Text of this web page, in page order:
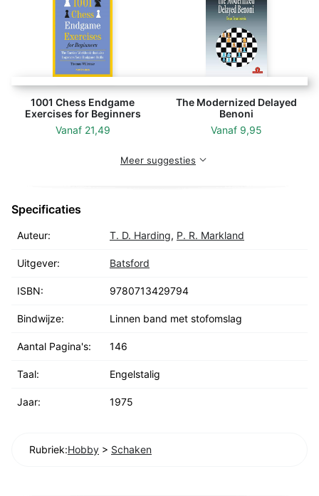
1001 Chess Endgame
Exercises for Beginners
Vanaf 21,49
The Modernized Delayed
Benoni
Vanaf 9,95
Meer suggesties
Specificaties
Auteur: T. D. Harding, P. R. Markland
Uitgever: Batsford
ISBN: 9780713429794
Bindwijze: Linnen band met stofomslag
Aantal Pagina's: 146
Taal: Engelstalig
Jaar: 1975
Rubriek:Hobby > Schaken